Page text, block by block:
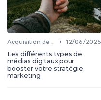
• 12/06/2025
Les différents types de
médias digitaux pour
booster votre stratégie
marketing